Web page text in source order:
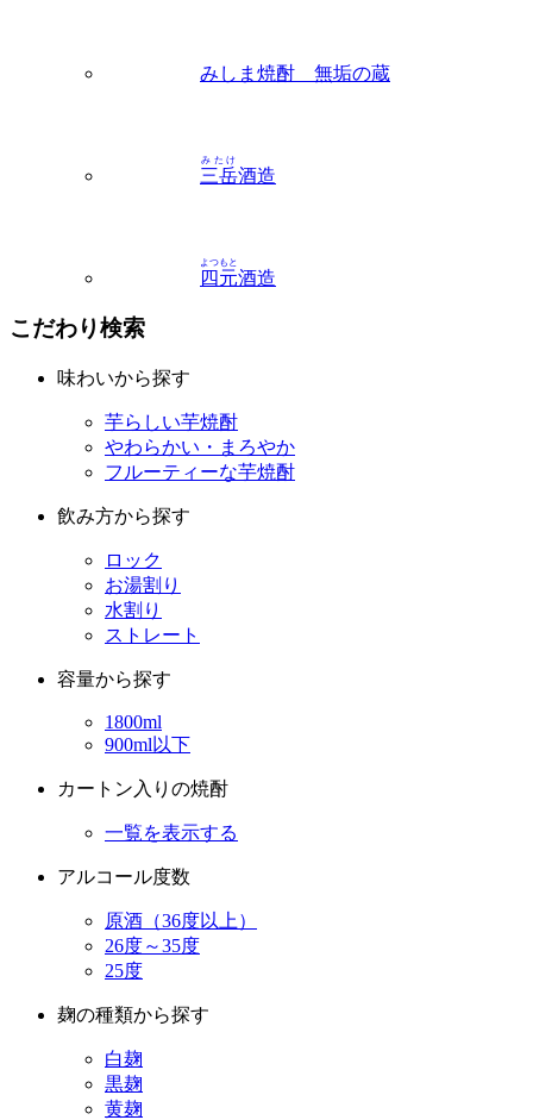
みしま焼酎 無垢の蔵
三岳
みたけ
酒造
四元
よつもと
酒造
こだわり検索
味わいから探す
芋らしい芋焼酎
やわらかい・まろやか
フルーティーな芋焼酎
飲み方から探す
ロック
お湯割り
水割り
ストレート
容量から探す
1800ml
900ml以下
カートン入りの焼酎
一覧を表示する
アルコール度数
原酒（36度以上）
26度～35度
25度
麹の種類から探す
白麹
黒麹
黄麹